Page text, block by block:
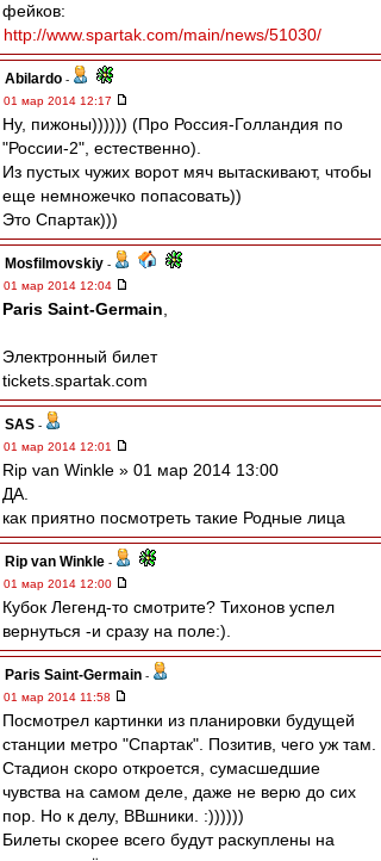
фейков:
http://www.spartak.com/main/news/51030/
Abilardo -
01 мар 2014 12:17
Ну, пижоны)))))) (Про Россия-Голландия по
"России-2", естественно).
Из пустых чужих ворот мяч вытаскивают, чтобы
еще немножечко попасовать))
Это Спартак)))
Mosfilmovskiy -
01 мар 2014 12:04
Paris Saint-Germain
Электронный билет
tickets.spartak.com
SAS -
01 мар 2014 12:01
Rip van Winkle » 01 мар 2014 13:00
ДА.
как приятно посмотреть такие Родные лица
Rip van Winkle -
01 мар 2014 12:00
Кубок Легенд-то смотрите? Тихонов успел
вернуться -и сразу на поле:).
Paris Saint-Germain -
01 мар 2014 11:58
Посмотрел картинки из планировки будущей
станции метро "Спартак". Позитив, чего уж там.
Стадион скоро откроется, сумасшедшие
чувства на самом деле, даже не верю до сих
пор. Но к делу, ВВшники. :))))))
Билеты скорее всего будут раскуплены на